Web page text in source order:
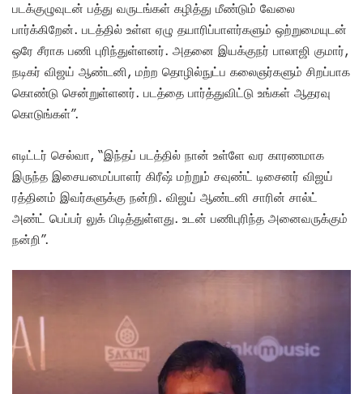
படக்குழுவுடன் பத்து வருடங்கள் கழித்து மீண்டும் வேலை
பார்க்கிறேன். படத்தில் உள்ள ஏழு தயாரிப்பாளர்களும் ஒற்றுமையுடன்
ஒரே சீராக பணி புரிந்துள்ளனர். அதனை இயக்குநர் பாலாஜி குமார்,
நடிகர் விஜய் ஆண்டனி, மற்ற தொழில்நுட்ப கலைஞர்களும் சிறப்பாக
கொண்டு சென்றுள்ளனர். படத்தை பார்த்துவிட்டு உங்கள் ஆதரவு
கொடுங்கள்”.
எடிட்டர் செல்வா, “இந்தப் படத்தில் நான் உள்ளே வர காரணமாக
இருந்த இசையமைப்பாளர் கிரீஷ் மற்றும் சவுண்ட் டிசைனர் விஜய்
ரத்தினம் இவர்களுக்கு நன்றி. விஜய் ஆண்டனி சாரின் சால்ட்
அண்ட் பெப்பர் லுக் பிடித்துள்ளது. உடன் பணிபுரிந்த அனைவருக்கும்
நன்றி”.